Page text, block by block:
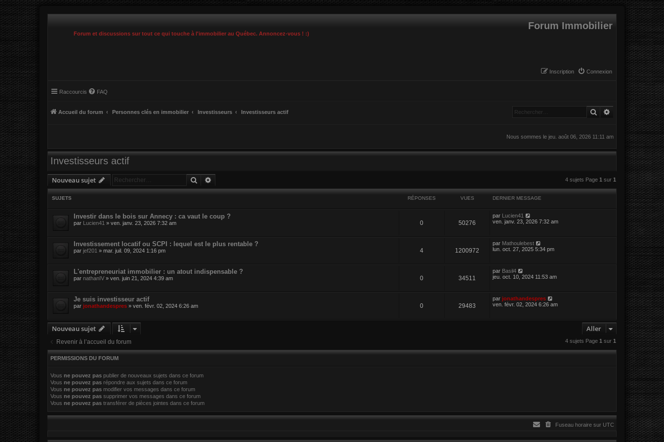
Forum et discussions sur tout ce qui touche à l'immobilier au Québec. Annoncez-vous ! :)
Forum Immobilier
Connexion
Inscription
Raccourcis FAQ
Rechercher
Recherche
Accueil du forum Personnes clés en immobilier Investisseurs Investisseurs actif
Nous sommes le jeu. août 06, 2026 11:11 am
Investisseurs actif
Nouveau sujet Rechercher 4 sujets Page 1 sur 1
SUJETS RÉPONSES VUES DERNIER MESSAGE
Investir dans le bois sur Annecy : ca vaut le coup ?
par Lucien41 » ven. janv. 23, 2026 7:32 am 0 50276
par Lucien41
ven. janv. 23, 2026 7:32 am
Investissement locatif ou SCPI : lequel est le plus rentable ?
par jef201 » mar. juil. 09, 2024 1:16 pm 4 1200972
par Mathoulebest
lun. oct. 27, 2025 5:34 pm
L'entrepreneuriat immobilier : un atout indispensable ?
par nathanIV » ven. juin 21, 2024 4:39 am 0 34511
par Basil4
jeu. oct. 10, 2024 11:53 am
Je suis investisseur actif
par jonathandespres » ven. févr. 02, 2024 6:26 am 0 29483
par jonathandespres
ven. févr. 02, 2024 6:26 am
Nouveau sujet Aller
Revenir à l’accueil du forum 4 sujets Page 1 sur 1
PERMISSIONS DU FORUM
Vous ne pouvez pas publier de nouveaux sujets dans ce forum
Vous ne pouvez pas répondre aux sujets dans ce forum
Vous ne pouvez pas modifier vos messages dans ce forum
Vous ne pouvez pas supprimer vos messages dans ce forum
Vous ne pouvez pas transférer de pièces jointes dans ce forum
Fuseau horaire sur UTC